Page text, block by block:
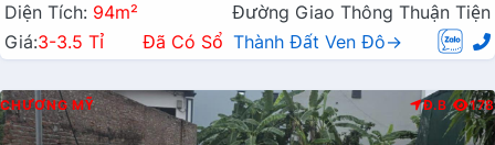
Diện Tích: 94m²
Đường Giao Thông Thuận Tiện
Giá:3-3.5 Tỉ Đã Có Sổ Thành Đất Ven Đô→
CHƯƠNG MỸ Đ.B 178